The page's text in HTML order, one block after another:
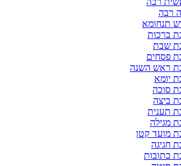
רבה
תנחומא
ברכות
שבת
פסחים
ראש השנה
יומא
סוכה
ביצה
תענית
מגילה
מועד קטן
חגיגה
כתובות